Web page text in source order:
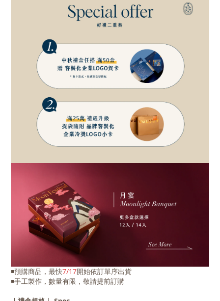
◾預購商品，最快7/17開始依訂單序出貨
◾手工製作，數量有限，敬請提前訂購